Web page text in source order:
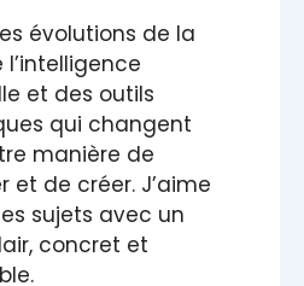
évolutions de la
l’intelligence
et des outils
qui changent
manière de
et de créer. J’aime
sujets avec un
concret et